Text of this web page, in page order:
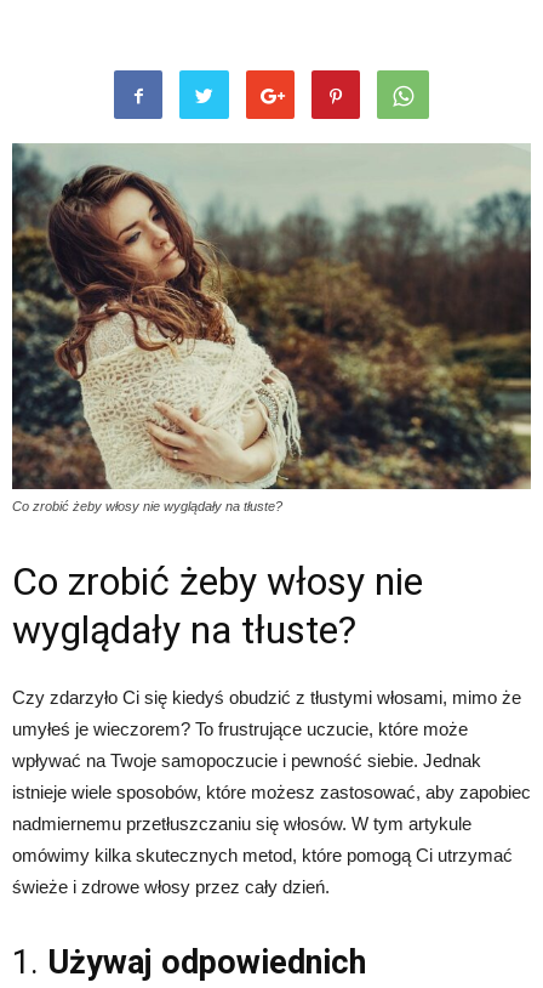
Co zrobić żeby włosy nie wyglądały na tłuste?
Co zrobić żeby włosy nie
wyglądały na tłuste?
Czy zdarzyło Ci się kiedyś obudzić z tłustymi włosami, mimo że
umyłeś je wieczorem? To frustrujące uczucie, które może
wpływać na Twoje samopoczucie i pewność siebie. Jednak
istnieje wiele sposobów, które możesz zastosować, aby zapobiec
nadmiernemu przetłuszczaniu się włosów. W tym artykule
omówimy kilka skutecznych metod, które pomogą Ci utrzymać
świeże i zdrowe włosy przez cały dzień.
1. Używaj odpowiednich